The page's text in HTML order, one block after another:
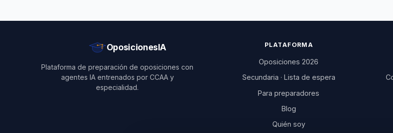
OposicionesIA
Plataforma de preparación de oposiciones con
agentes IA entrenados por CCAA y
especialidad.
PLATAFORMA
Oposiciones 2026
Secundaria · Lista de espera
Para preparadores
Blog
Quién soy